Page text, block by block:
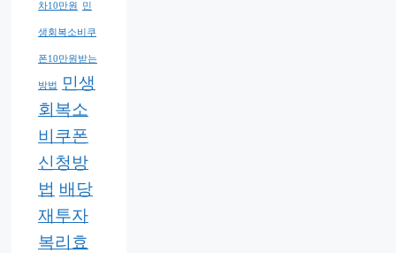
차10만원 민
생회복소비쿠
폰10만원받는
방법
민생
회복소
비쿠폰
신청방
법 배당
재투자
복리효